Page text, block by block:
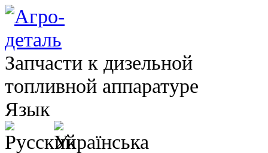
Запчасти к дизельной
топливной аппаратуре
Язык